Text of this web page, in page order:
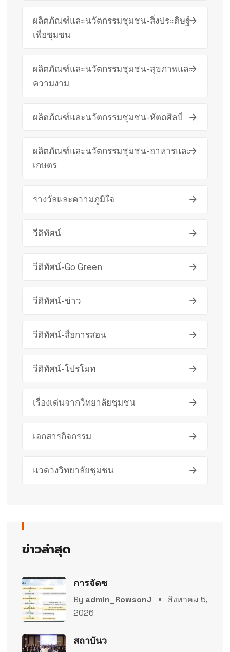
ผลิตภัณฑ์และนวัตกรรมชุมชน-สิ่งประดิษฐ์
เพื่อชุมชน
ผลิตภัณฑ์และนวัตกรรมชุมชน-สุขภาพและ
ความงาม
ผลิตภัณฑ์และนวัตกรรมชุมชน-หัตถศิลป์
ผลิตภัณฑ์และนวัตกรรมชุมชน-อาหารและ
เกษตร
รางวัลและความภูมิใจ
วีดิทัศน์
วีดิทัศน์-Go Green
วีดิทัศน์-ข่าว
วีดิทัศน์-สื่อการสอน
วีดิทัศน์-โปรโมท
เรื่องเด่นจากวิทยาลัยชุมชน
เอกสารกิจกรรม
แวดวงวิทยาลัยชุมชน
ข่าวล่าสุด
การจัดซ
By admin_RowsonJ
สิงหาคม 5,
2026
สถาบันว